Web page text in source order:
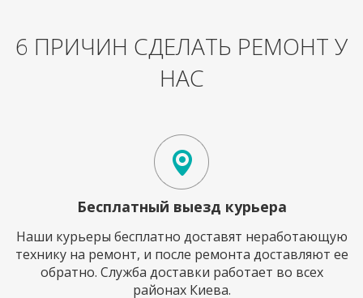
6 ПРИЧИН СДЕЛАТЬ РЕМОНТ У
НАС
Бесплатный выезд курьера
Наши курьеры бесплатно доставят неработающую
технику на ремонт, и после ремонта доставляют ее
обратно. Служба доставки работает во всех
районах Киева.